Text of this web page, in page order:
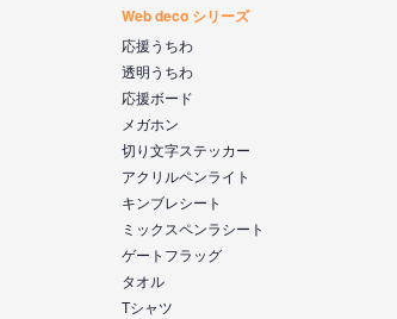
Web deco シリーズ
応援うちわ
透明うちわ
応援ボード
メガホン
切り文字ステッカー
アクリルペンライト
キンブレシート
ミックスペンラシート
ゲートフラッグ
タオル
Tシャツ